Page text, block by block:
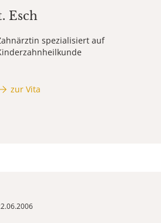
Esch
spezialisiert auf
zur Vita